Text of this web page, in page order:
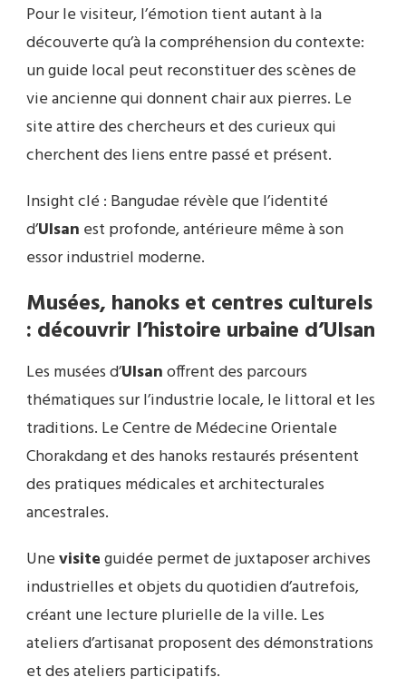
Pour le visiteur, l’émotion tient autant à la
découverte qu’à la compréhension du contexte:
un guide local peut reconstituer des scènes de
vie ancienne qui donnent chair aux pierres. Le
site attire des chercheurs et des curieux qui
cherchent des liens entre passé et présent.
Insight clé : Bangudae révèle que l’identité
d’Ulsan est profonde, antérieure même à son
essor industriel moderne.
Musées, hanoks et centresculturels
: découvrir l’histoire urbaine d’Ulsan
Les musées d’Ulsanoffrent des parcours
thématiques sur l’industrie locale, le littoral et les
traditions. Le Centre de Médecine Orientale
Chorakdang et des hanoks restaurés présentent
des pratiques médicales et architecturales
ancestrales.
Unevisiteguidée permet de juxtaposer archives
industrielles et objets du quotidien d’autrefois,
créant une lecture plurielle de la ville. Les
ateliers d’artisanat proposent des démonstrations
et des ateliers participatifs.